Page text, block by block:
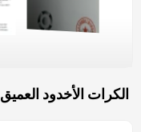
الكرات الأخدود العميق